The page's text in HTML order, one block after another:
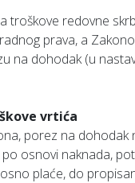
troškove redovne
prava, a
na dohodak (u
vrtića
porez na
osnovi naknada,
plaće, do